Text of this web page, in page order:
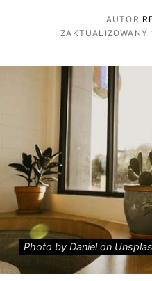
AUTOR
Photo by Daniel on